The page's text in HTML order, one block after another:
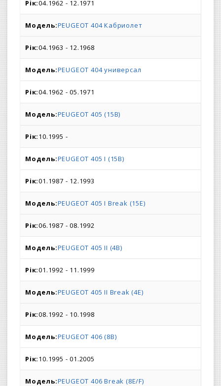
04.1962 - 12.1971
PEUGEOT 404 Кабриолет
04.1963 - 12.1968
PEUGEOT 404 универсал
04.1962 - 05.1971
PEUGEOT 405 (15B)
10.1995 -
PEUGEOT 405 I (15B)
01.1987 - 12.1993
PEUGEOT 405 I Break (15E)
06.1987 - 08.1992
PEUGEOT 405 II (4B)
01.1992 - 11.1999
PEUGEOT 405 II Break (4E)
08.1992 - 10.1998
PEUGEOT 406 (8B)
10.1995 - 01.2005
PEUGEOT 406 Break (8E/F)